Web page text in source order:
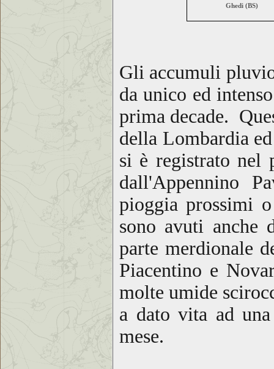
Ghedi (BS)
Gli accumuli
da unico ed
prima decade.
della Lombardia
si è registrato nel
dall'Appennino
pioggia prossimi
sono avuti anche
parte merdionale
Piacentino e
molte umide
a dato vita ad
mese.